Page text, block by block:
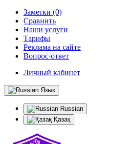
Заметки (0)
Сравнить
Наши услуги
Тарифы
Реклама на сайте
Вопрос-ответ
Личный кабинет
Язык
Russian
Қазақ